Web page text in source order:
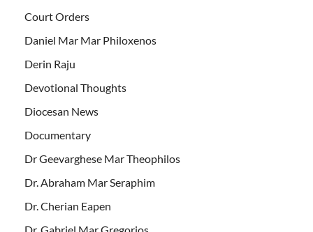
Court Orders
Daniel Mar Mar Philoxenos
Derin Raju
Devotional Thoughts
Diocesan News
Documentary
Dr Geevarghese Mar Theophilos
Dr. Abraham Mar Seraphim
Dr. Cherian Eapen